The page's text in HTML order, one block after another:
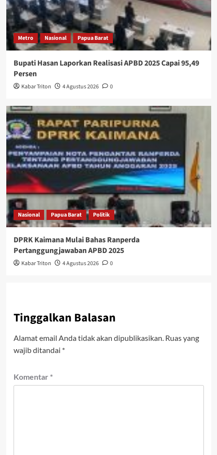
Metro Nasional Papua Barat
Bupati Hasan Laporkan Realisasi APBD 2025 Capai 95,49
Persen
Kabar Triton 4 Agustus 2026 0
Nasional Papua Barat Politik
DPRK Kaimana Mulai Bahas Ranperda
Pertanggungjawaban APBD 2025
Kabar Triton 4 Agustus 2026 0
Tinggalkan Balasan
Alamat email Anda tidak akan dipublikasikan. Ruas yang
wajib ditandai *
Komentar *